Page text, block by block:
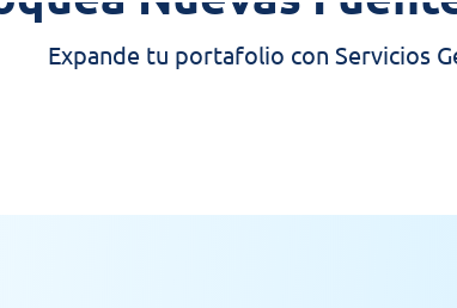
Expande tu portafolio con Servicios